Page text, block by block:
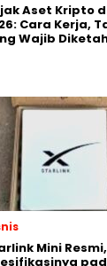
Aset Kripto
Cara Kerja,
Wajib
Mini